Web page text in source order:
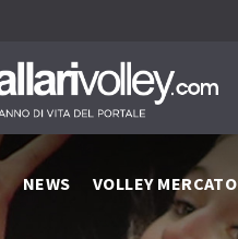
NEWS VOLLEY MERCATO